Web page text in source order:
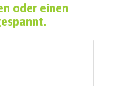
oder einen